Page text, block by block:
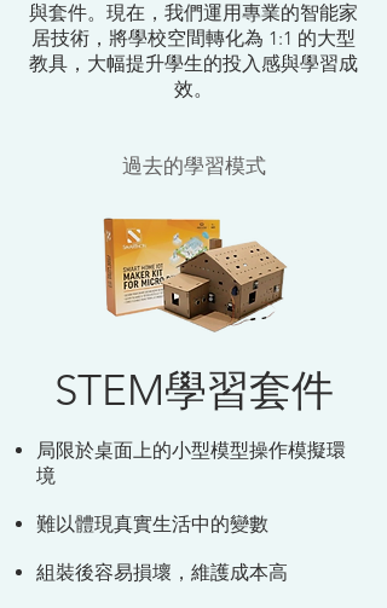
與套件。現在，我們運用專業的智能家
居技術，將學校空間轉化為 1:1 的大型
教具，大幅提升學生的投入感與學習成
效。
過去的學習模式
STEM學習套件
局限於桌面上的小型模型操作模擬環
境
難以體現真實生活中的變數
組裝後容易損壞，維護成本高